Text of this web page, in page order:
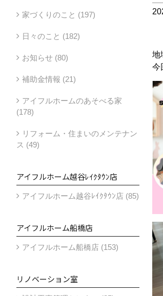
地
今
家づくりのこと (197)
日々のこと (182)
お知らせ (80)
補助金情報 (21)
アイフルホームのあそべる家
(178)
リフォーム・住まいのメンテナン
ス (49)
アイフルホーム越谷ﾚｲｸﾀｳﾝ店
アイフルホーム越谷ﾚｲｸﾀｳﾝ店 (85)
アイフルホーム船橋店
アイフルホーム船橋店 (153)
リノベーション室